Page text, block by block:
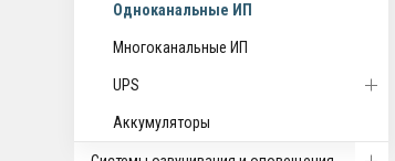
Одноканальные ИП
Многоканальные ИП
UPS
Аккумуляторы